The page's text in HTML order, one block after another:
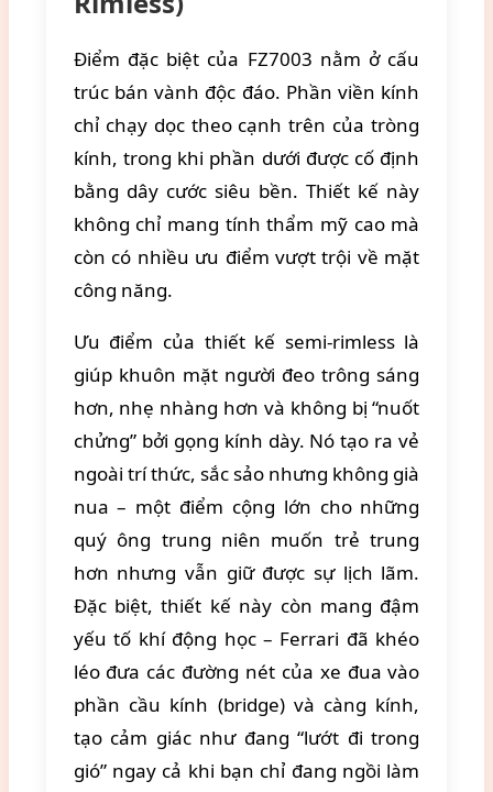
Điểm đặc biệt của FZ7003 nằm ở cấu
trúc bán vành độc đáo. Phần viền kính
chỉ chạy dọc theo cạnh trên của tròng
kính, trong khi phần dưới được cố định
bằng dây cước siêu bền. Thiết kế này
không chỉ mang tính thẩm mỹ cao mà
còn có nhiều ưu điểm vượt trội về mặt
công năng.
Ưu điểm của thiết kế semi-rimless là
giúp khuôn mặt người đeo trông sáng
hơn, nhẹ nhàng hơn và không bị “nuốt
chửng” bởi gọng kính dày. Nó tạo ra vẻ
ngoài trí thức, sắc sảo nhưng không già
nua – một điểm cộng lớn cho những
quý ông trung niên muốn trẻ trung
hơn nhưng vẫn giữ được sự lịch lãm.
Đặc biệt, thiết kế này còn mang đậm
yếu tố khí động học – Ferrari đã khéo
léo đưa các đường nét của xe đua vào
phần cầu kính (bridge) và càng kính,
tạo cảm giác như đang “lướt đi trong
gió” ngay cả khi bạn chỉ đang ngồi làm